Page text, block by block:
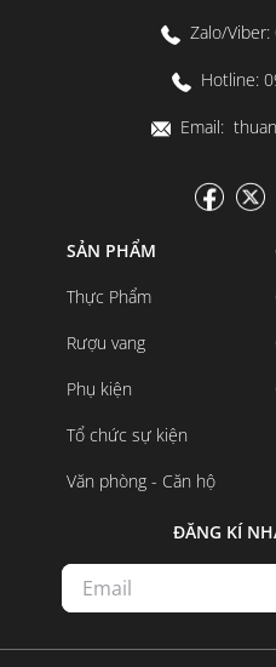
Zalo/
Hotline:
Email:
SẢN PHẨM
Thực Phẩm
Rượu vang
Phụ kiện
Tổ chức sự kiện
Văn phòng - Căn hộ
ĐĂNG KÍ